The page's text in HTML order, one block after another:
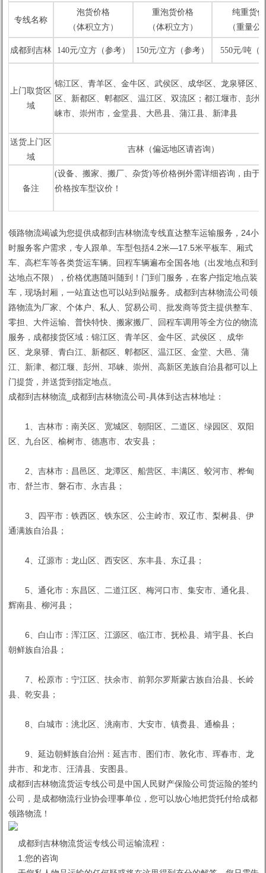
2
专线名称
泡货价格
（体积立方）
重泡货价格
（体积立方）
纯重货
（重量公
成都到吉林 140元/立方（参考） 150元/立方（参考） 550元/吨（
上门取货区
域
锦江区、青羊区、金牛区、武侯区、成华区、龙泉驿区、
区、新都区、郫都区、温江区、双流区；都江堰市、彭州
崃市、崇州市，金堂县、 大邑县、蒲江县、新津县
送货上门区
域
吉林（偏远地区请咨询）
备注
(设备、搬家、搬厂、杂货)等价格例外需详细咨询，由于
价格按车型议价！
领路物流竭诚为您提供成都到吉林物流专线直达整车运输服务，24小
时服务客户需求，专人跟单。车型包括4.2米—17.5米平板车、厢式
车、高栏车等各类货运车辆。回程车辆遍布全国各地（出发地点和到
达地点不限），价格优惠随叫随到！门到门服务，在客户指定地点装
车，现场封厢，一站直达也可以站到站服务。成都到吉林物流公司领
路物流为厂家、个体户、私人、贸易公司、批发商等货主提供整车、
零担、大件运输、普快特快、搬家搬厂、回程车调用等全方位的物流
服务，成都接货区域：锦江区、青羊区、金牛区、武侯区 、成华
区、龙泉驿、青白江、新都区、郫都区、温江区、金堂、大邑、蒲
江、新津、都江堰、彭州、邛崃、崇州、高新区羌族自治县都可以上
门提货，并送货到指定地点。
成都到吉林物流_成都到吉林物流公司-具体到达吉林地址：
1、吉林市：南关区、宽城区、朝阳区、二道区、绿园区、双阳
区、九台区、榆树市、德惠市、农安县；
2、吉林市：昌邑区、龙潭区、船营区、丰满区、蛟河市、桦甸
市、舒兰市、磐石市、永吉县；
3、四平市：铁西区、铁东区、公主岭市、双辽市、梨树县、伊
通满族自治县；
4、辽源市：龙山区、西安区、东丰县、东辽县；
5、通化市：东昌区、二道江区、梅河口市、集安市、通化县、
辉南县、柳河县；
6、白山市：浑江区、江源区、临江市、抚松县、靖宇县、长白
朝鲜族自治县；
7、松原市：宁江区、扶余市、前郭尔罗斯蒙古族自治县、长岭
县、乾安县；
8、白城市：洮北区、洮南市、大安市、镇赉县、通榆县；
9、延边朝鲜族自治州：延吉市、图们市、敦化市、珲春市、龙
井市、和龙市、汪清县、安图县。
成都到吉林物流货运专线公司是中国人民财产保险公司货运险的签约
公司，是成都物流行业协会理事单位，您可以放心地把货托付给成都
领路物流！
成都到吉林物流货运专线公司运输流程：
1.您的咨询